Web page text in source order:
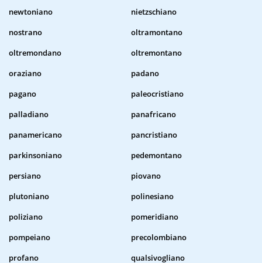
newtoniano
nietzschiano
nostrano
oltramontano
oltremondano
oltremontano
oraziano
padano
pagano
paleocristiano
palladiano
panafricano
panamericano
pancristiano
parkinsoniano
pedemontano
persiano
piovano
plutoniano
polinesiano
poliziano
pomeridiano
pompeiano
precolombiano
profano
qualsivogliano